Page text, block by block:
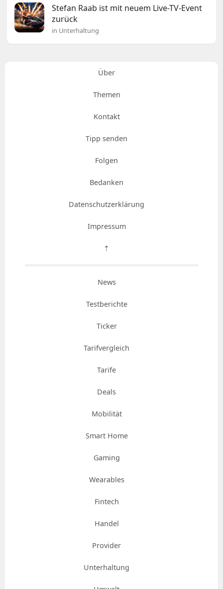
Stefan Raab ist mit neuem Live-TV-Event
zurück
in Unterhaltung
Über
Themen
Kontakt
Tipp senden
Folgen
Bedanken
Datenschutzerklärung
Impressum
⇡
News
Testberichte
Ticker
Tarifvergleich
Tarife
Deals
Mobilität
Smart Home
Gaming
Wearables
Fintech
Handel
Provider
Unterhaltung